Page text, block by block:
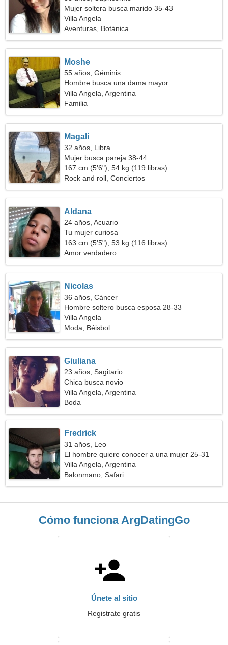
Mujer soltera busca marido 35-43
Villa Angela
Aventuras, Botánica
Moshe
55 años, Géminis
Hombre busca una dama mayor
Villa Angela, Argentina
Familia
Magali
32 años, Libra
Mujer busca pareja 38-44
167 cm (5'6"), 54 kg (119 libras)
Rock and roll, Conciertos
Aldana
24 años, Acuario
Tu mujer curiosa
163 cm (5'5"), 53 kg (116 libras)
Amor verdadero
Nicolas
36 años, Cáncer
Hombre soltero busca esposa 28-33
Villa Angela
Moda, Béisbol
Giuliana
23 años, Sagitario
Chica busca novio
Villa Angela, Argentina
Boda
Fredrick
31 años, Leo
El hombre quiere conocer a una mujer 25-31
Villa Angela, Argentina
Balonmano, Safari
Cómo funciona ArgDatingGo
Únete al sitio
Registrate gratis